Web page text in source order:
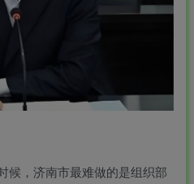
候，济南市最难做的是组织部